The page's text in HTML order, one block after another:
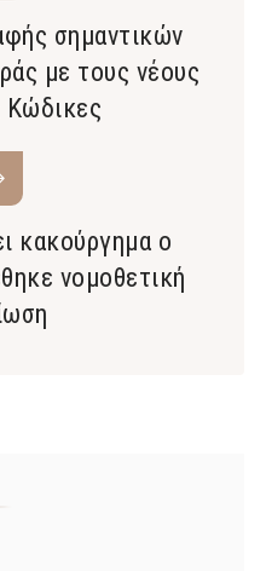
σημαντικών
με τους νέους
Κώδικες
κακούργημα ο
νομοθετική